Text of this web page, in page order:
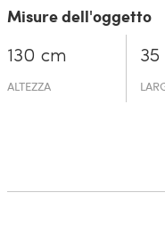
Misure dell'oggetto
130 cm
ALTEZZA
35